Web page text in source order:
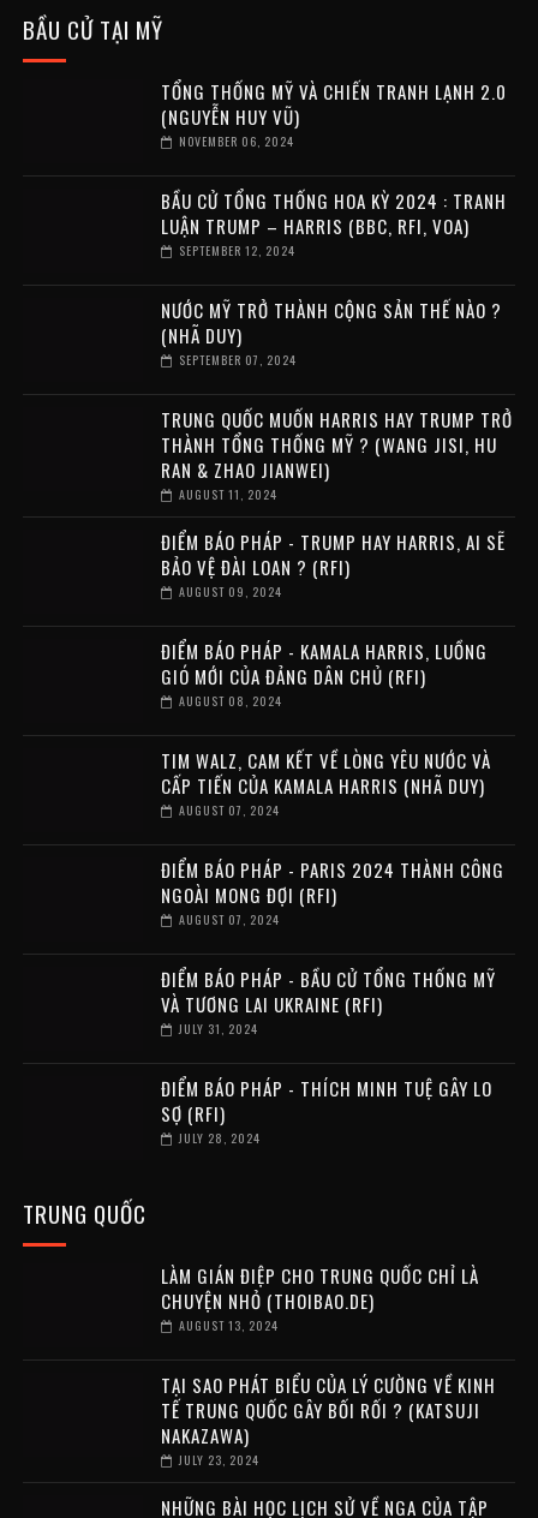
BẦU CỬ TẠI MỸ
TỔNG THỐNG MỸ VÀ CHIẾN TRANH LẠNH 2.0
(NGUYỄN HUY VŨ)
NOVEMBER 06, 2024
BẦU CỬ TỔNG THỐNG HOA KỲ 2024 : TRANH
LUẬN TRUMP – HARRIS (BBC, RFI, VOA)
SEPTEMBER 12, 2024
NƯỚC MỸ TRỞ THÀNH CỘNG SẢN THẾ NÀO ?
(NHÃ DUY)
SEPTEMBER 07, 2024
TRUNG QUỐC MUỐN HARRIS HAY TRUMP TRỞ
THÀNH TỔNG THỐNG MỸ ? (WANG JISI, HU
RAN & ZHAO JIANWEI)
AUGUST 11, 2024
ĐIỂM BÁO PHÁP - TRUMP HAY HARRIS, AI SẼ
BẢO VỆ ĐÀI LOAN ? (RFI)
AUGUST 09, 2024
ĐIỂM BÁO PHÁP - KAMALA HARRIS, LUỒNG
GIÓ MỚI CỦA ĐẢNG DÂN CHỦ (RFI)
AUGUST 08, 2024
TIM WALZ, CAM KẾT VỀ LÒNG YÊU NƯỚC VÀ
CẤP TIẾN CỦA KAMALA HARRIS (NHÃ DUY)
AUGUST 07, 2024
ĐIỂM BÁO PHÁP - PARIS 2024 THÀNH CÔNG
NGOÀI MONG ĐỢI (RFI)
AUGUST 07, 2024
ĐIỂM BÁO PHÁP - BẦU CỬ TỔNG THỐNG MỸ
VÀ TƯƠNG LAI UKRAINE (RFI)
JULY 31, 2024
ĐIỂM BÁO PHÁP - THÍCH MINH TUỆ GÂY LO
SỢ (RFI)
JULY 28, 2024
TRUNG QUỐC
LÀM GIÁN ĐIỆP CHO TRUNG QUỐC CHỈ LÀ
CHUYỆN NHỎ (THOIBAO.DE)
AUGUST 13, 2024
TẠI SAO PHÁT BIỂU CỦA LÝ CƯỜNG VỀ KINH
TẾ TRUNG QUỐC GÂY BỐI RỐI ? (KATSUJI
NAKAZAWA)
JULY 23, 2024
NHỮNG BÀI HỌC LỊCH SỬ VỀ NGA CỦA TẬP